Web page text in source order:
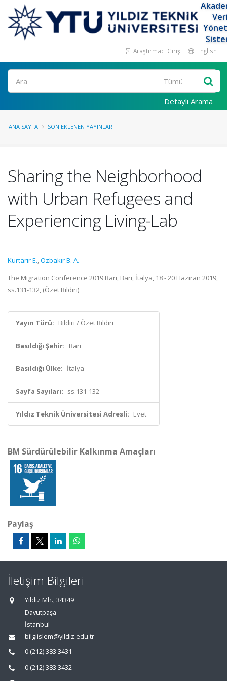
Araştırmacı Girişi English
Ara
Detaylı Arama
ANA SAYFA SON EKLENEN YAYINLAR
Sharing the Neighborhood
with Urban Refugees and
Experiencing Living-Lab
Kurtarır E.,Özbakır B. A.
The Migration Conference 2019 Bari, Bari, İtalya, 18 - 20 Haziran 2019,
ss.131-132, (Özet Bildiri)
Yayın Türü: Bildiri / Özet Bildiri
Basıldığı Şehir: Bari
Basıldığı Ülke: İtalya
Sayfa Sayıları: ss.131-132
Yıldız Teknik Üniversitesi Adresli: Evet
BM Sürdürülebilir Kalkınma Amaçları
Paylaş
İletişim Bilgileri
Yıldız Mh., 34349
Davutpaşa
İstanbul
bilgiislem@yildiz.edu.tr
0 (212) 383 3431
0 (212) 383 3432